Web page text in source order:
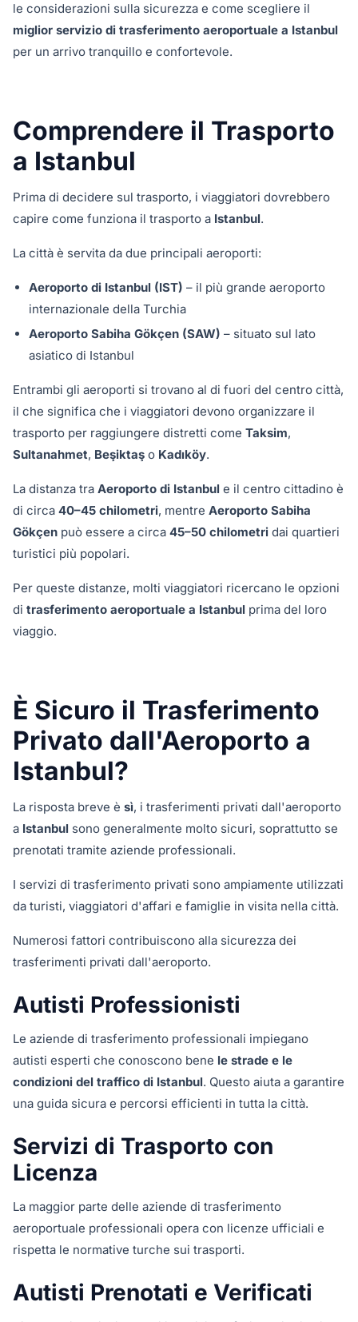
le considerazioni sulla sicurezza e come scegliere il
miglior servizio di trasferimento aeroportuale a Istanbul
per un arrivo tranquillo e confortevole.
Comprendere il Trasporto
a Istanbul
Prima di decidere sul trasporto, i viaggiatori dovrebbero
capire come funziona il trasporto a Istanbul.
La città è servita da due principali aeroporti:
Aeroporto di Istanbul (IST) – il più grande aeroporto
internazionale della Turchia
Aeroporto Sabiha Gökçen (SAW) – situato sul lato
asiatico di Istanbul
Entrambi gli aeroporti si trovano al di fuori del centro città,
il che significa che i viaggiatori devono organizzare il
trasporto per raggiungere distretti come Taksim,
Sultanahmet, Beşiktaş o Kadıköy.
La distanza tra Aeroporto di Istanbul e il centro cittadino è
di circa 40–45 chilometri, mentre Aeroporto Sabiha
Gökçen può essere a circa 45–50 chilometri dai quartieri
turistici più popolari.
Per queste distanze, molti viaggiatori ricercano le opzioni
di trasferimento aeroportuale a Istanbul prima del loro
viaggio.
È Sicuro il Trasferimento
Privato dall'Aeroporto a
Istanbul?
La risposta breve è sì, i trasferimenti privati dall'aeroporto
a Istanbul sono generalmente molto sicuri, soprattutto se
prenotati tramite aziende professionali.
I servizi di trasferimento privati sono ampiamente utilizzati
da turisti, viaggiatori d'affari e famiglie in visita nella città.
Numerosi fattori contribuiscono alla sicurezza dei
trasferimenti privati dall'aeroporto.
Autisti Professionisti
Le aziende di trasferimento professionali impiegano
autisti esperti che conoscono bene le strade e le
condizioni del traffico di Istanbul. Questo aiuta a garantire
una guida sicura e percorsi efficienti in tutta la città.
Servizi di Trasporto con
Licenza
La maggior parte delle aziende di trasferimento
aeroportuale professionali opera con licenze ufficiali e
rispetta le normative turche sui trasporti.
Autisti Prenotati e Verificati